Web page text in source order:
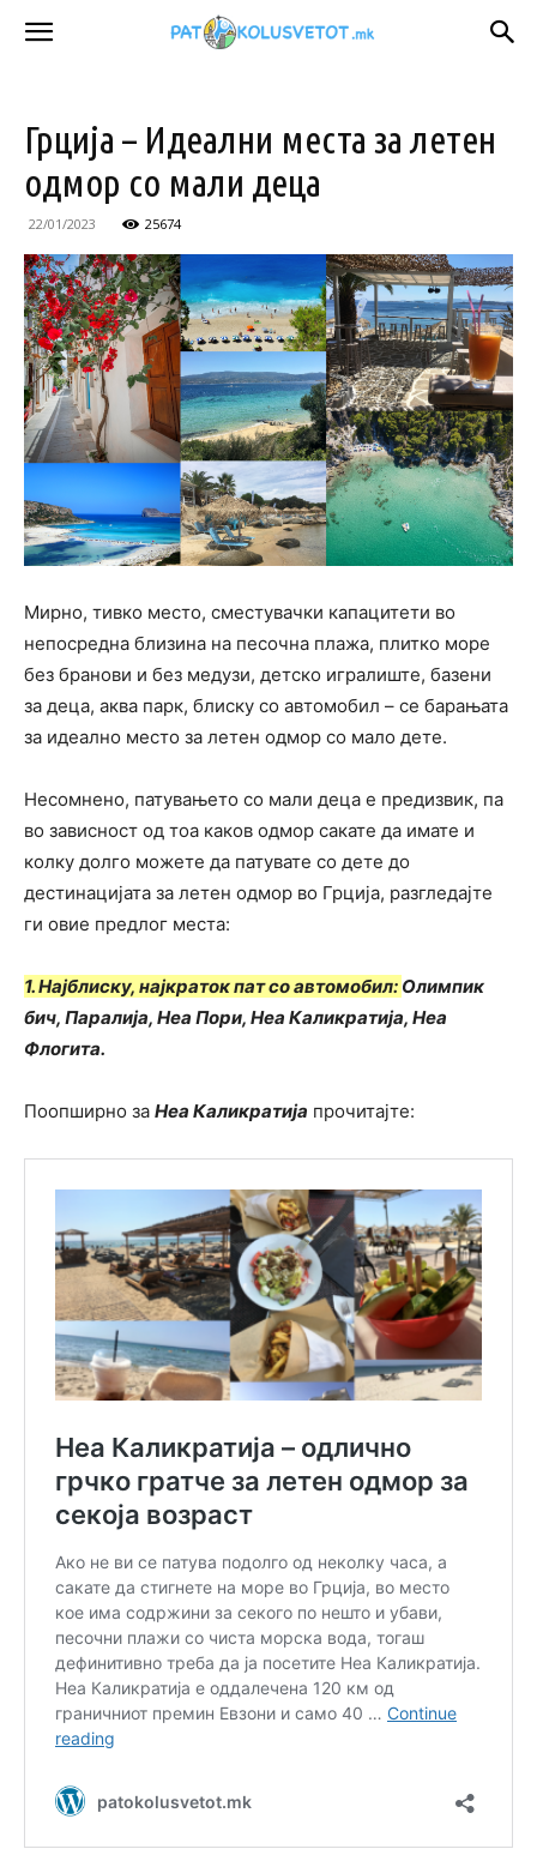
Грција – Идеални места за летен
одмор со мали деца
22/01/2023 25674
Мирно, тивко место, сместувачки капацитети во
непосредна близина на песочна плажа, плитко море
без бранови и без медузи, детско игралиште, базени
за деца, аква парк, блиску со автомобил – се барањата
за идеално место за летен одмор со мало дете.
Несомнено, патувањето со мали деца е предизвик, па
во зависност од тоа каков одмор сакате да имате и
колку долго можете да патувате со дете до
дестинацијата за летен одмор во Грција, разгледајте
ги овие предлог места:
1. Најблиску, најкраток пат со автомобил: Олимпик
бич, Паралија, Неа Пори, Неа Каликратија, Неа
Флогита.
Поопширно за Неа Каликратија прочитајте: